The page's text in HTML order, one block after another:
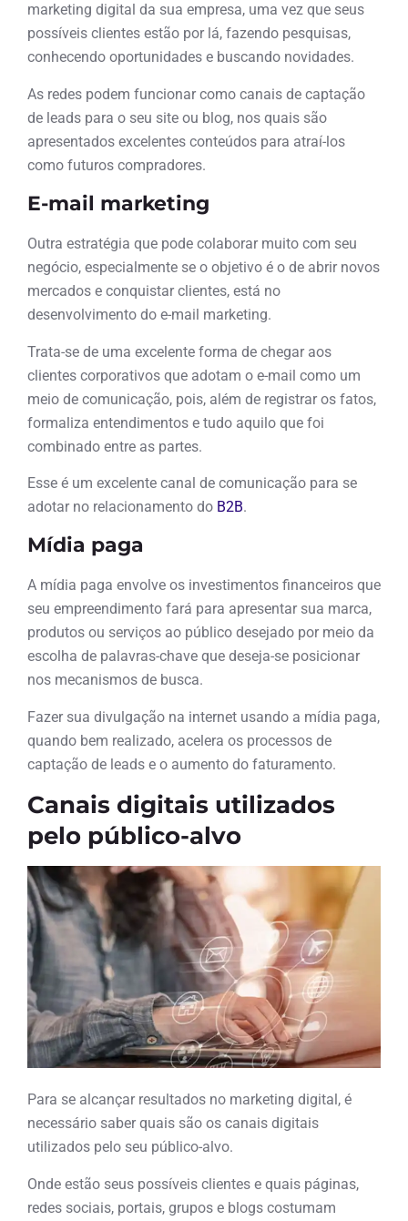
marketing digital da sua empresa, uma vez que seus
possíveis clientes estão por lá, fazendo pesquisas,
conhecendo oportunidades e buscando novidades.
As redes podem funcionar como canais de captação
de leads para o seu site ou blog, nos quais são
apresentados excelentes conteúdos para atraí-los
como futuros compradores.
E-mail marketing
Outra estratégia que pode colaborar muito com seu
negócio, especialmente se o objetivo é o de abrir novos
mercados e conquistar clientes, está no
desenvolvimento do e-mail marketing.
Trata-se de uma excelente forma de chegar aos
clientes corporativos que adotam o e-mail como um
meio de comunicação, pois, além de registrar os fatos,
formaliza entendimentos e tudo aquilo que foi
combinado entre as partes.
Esse é um excelente canal de comunicação para se
adotar no relacionamento do B2B.
Mídia paga
A mídia paga envolve os investimentos financeiros que
seu empreendimento fará para apresentar sua marca,
produtos ou serviços ao público desejado por meio da
escolha de palavras-chave que deseja-se posicionar
nos mecanismos de busca.
Fazer sua divulgação na internet usando a mídia paga,
quando bem realizado, acelera os processos de
captação de leads e o aumento do faturamento.
Canais digitais utilizados
pelo público-alvo
Para se alcançar resultados no marketing digital, é
necessário saber quais são os canais digitais
utilizados pelo seu público-alvo.
Onde estão seus possíveis clientes e quais páginas,
redes sociais, portais, grupos e blogs costumam